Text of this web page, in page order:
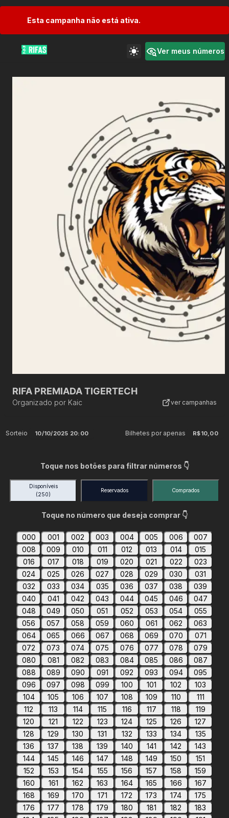
Esta campanha não está ativa.
Ver meus números
RIFA PREMIADA TIGERTECH
Organizado por Kaic ver campanhas
Sorteio 10/10/2025 20:00 Bilhetes por apenas R$10,00
Toque nos botões para filtrar números 👇
Disponíveis
(250)
Reservados Comprados
Toque no número que deseja comprar 👇
000 001 002 003 004 005 006
007
008
009 010 011 012 013 014
015
016
017 018 019 020 021 022
023
024
025 026 027 028 029 030
031
032
033 034 035 036 037 038
039
040
041 042 043 044 045 046
047
048
049 050 051 052 053 054
055
056
057 058 059 060 061 062
063
064
065 066 067 068 069 070
071
072
073 074 075 076 077 078
079
080
081 082 083 084 085 086
087
088
089 090 091 092 093 094
095
096
097 098 099 100 101 102
103
104
105 106 107 108 109 110
111
112
113 114 115 116 117 118
119
120
121 122 123 124 125 126
127
128
129 130 131 132 133 134
135
136
137 138 139 140 141 142
143
144
145 146 147 148 149 150
151
152
153 154 155 156 157 158
159
160
161 162 163 164 165 166
167
168
169 170 171 172 173 174
175
176
177 178 179 180 181 182
183